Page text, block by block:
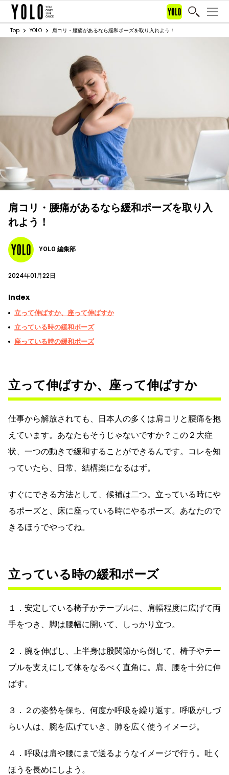
Top YOLO 肩コリ・腰痛があるなら緩和ポーズを取り入れよう！
肩コリ・腰痛があるなら緩和ポーズを取り入
れよう！
YOLO 編集部
2024年01月22日
Index
立って伸ばすか、座って伸ばすか
立っている時の緩和ポーズ
座っている時の緩和ポーズ
立って伸ばすか、座って伸ばすか
仕事から解放されても、日本人の多くは肩コリと腰痛を抱
えています。あなたもそうじゃないですか？この２大症
状、一つの動きで緩和することができるんです。コレを知
っていたら、日常、結構楽になるはず。
すぐにできる方法として、候補は二つ。立っている時にや
るポーズと、床に座っている時にやるポーズ。あなたので
きるほうでやってね。
立っている時の緩和ポーズ
１．安定している椅子かテーブルに、肩幅程度に広げて両
手をつき、脚は腰幅に開いて、しっかり立つ。
２．腕を伸ばし、上半身は股関節から倒して、椅子やテー
ブルを支えにして体をなるべく直角に。肩、腰を十分に伸
ばす。
３．２の姿勢を保ち、何度か呼吸を繰り返す。呼吸がしづ
らい人は、腕を広げていき、肺を広く使うイメージ。
４．呼吸は肩や腰にまで送るようなイメージで行う。吐く
ほうを長めにしよう。